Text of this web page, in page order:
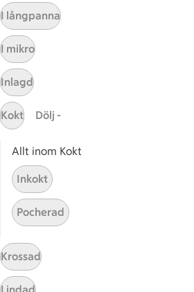
Få snabbt svar
FAQ
Bli stammis på ICA
ICAs inspirationsmejl
Prenumerera
Handla
Handla online
ICAs matkasse
Catering
I långpanna
I mikro
Inlagd
Kokt Dölj -
Allt inom Kokt
Inkokt
Pocherad
Krossad